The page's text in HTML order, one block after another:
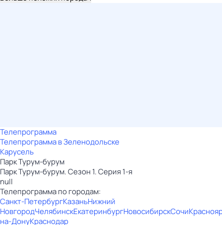
Телепрограмма
Телепрограмма в Зеленодольске
Карусель
Парк Турум-бурум
Парк Турум-бурум. Сезон 1. Серия 1-я
null
Телепрограмма по городам:
Санкт-ПетербургКазаньНижний
НовгородЧелябинскЕкатеринбургНовосибирскСочи
на-ДонуКраснодар